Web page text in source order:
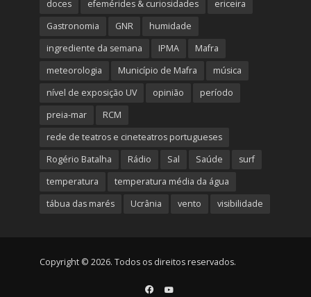
doces
efemérides & curiosidades
ericeira
Gastronomia
GNR
humidade
ingrediente da semana
IPMA
Mafra
meteorologia
Município de Mafra
música
nível de exposição UV
opinião
período
preia-mar
RCM
rede de teatros e cineteatros portugueses
Rogério Batalha
Rádio Sal Saúde
surf
temperatura
temperatura média da água
tábua das marés
Ucrânia vento visibilidade
Copyright © 2026. Todos os direitos reservados.